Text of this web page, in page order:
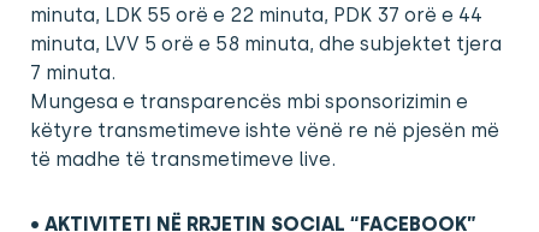
minuta, LDK 55 orë e 22 minuta, PDK 37 orë e 44
minuta, LVV 5 orë e 58 minuta, dhe subjektet tjera
7 minuta.
Mungesa e transparencës mbi sponsorizimin e
këtyre transmetimeve ishte vënë re në pjesën më
të madhe të transmetimeve live.
• AKTIVITETI NË RRJETIN SOCIAL “FACEBOOK”